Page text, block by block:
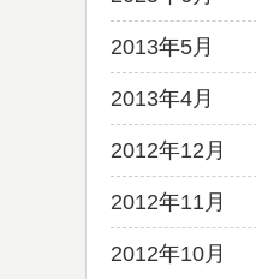
2013年5月
2013年4月
2012年12月
2012年11月
2012年10月